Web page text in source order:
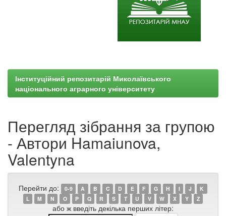
Інституційний репозитарій Миколаївського
національного аграрного університету
Перегляд зібрання за групою
- Автори Hamaiunova,
Valentyna
Перейти до: 0-9 A B C D E F G H I J
K
L
M N O P Q R S T U V W X Y Z
або ж введіть декілька перших літер: